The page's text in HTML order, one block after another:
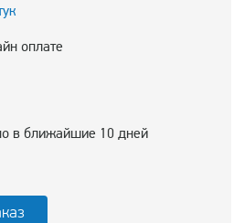
оплате
в ближайшие 10 дней